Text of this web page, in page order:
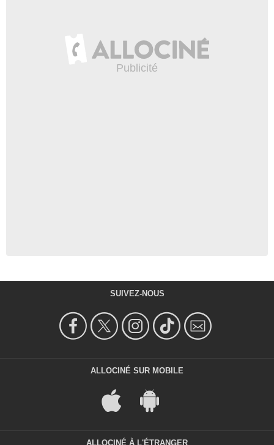
SUIVEZ-NOUS
ALLOCINÉ SUR MOBILE
ALLOCINÉ À L'ÉTRANGER